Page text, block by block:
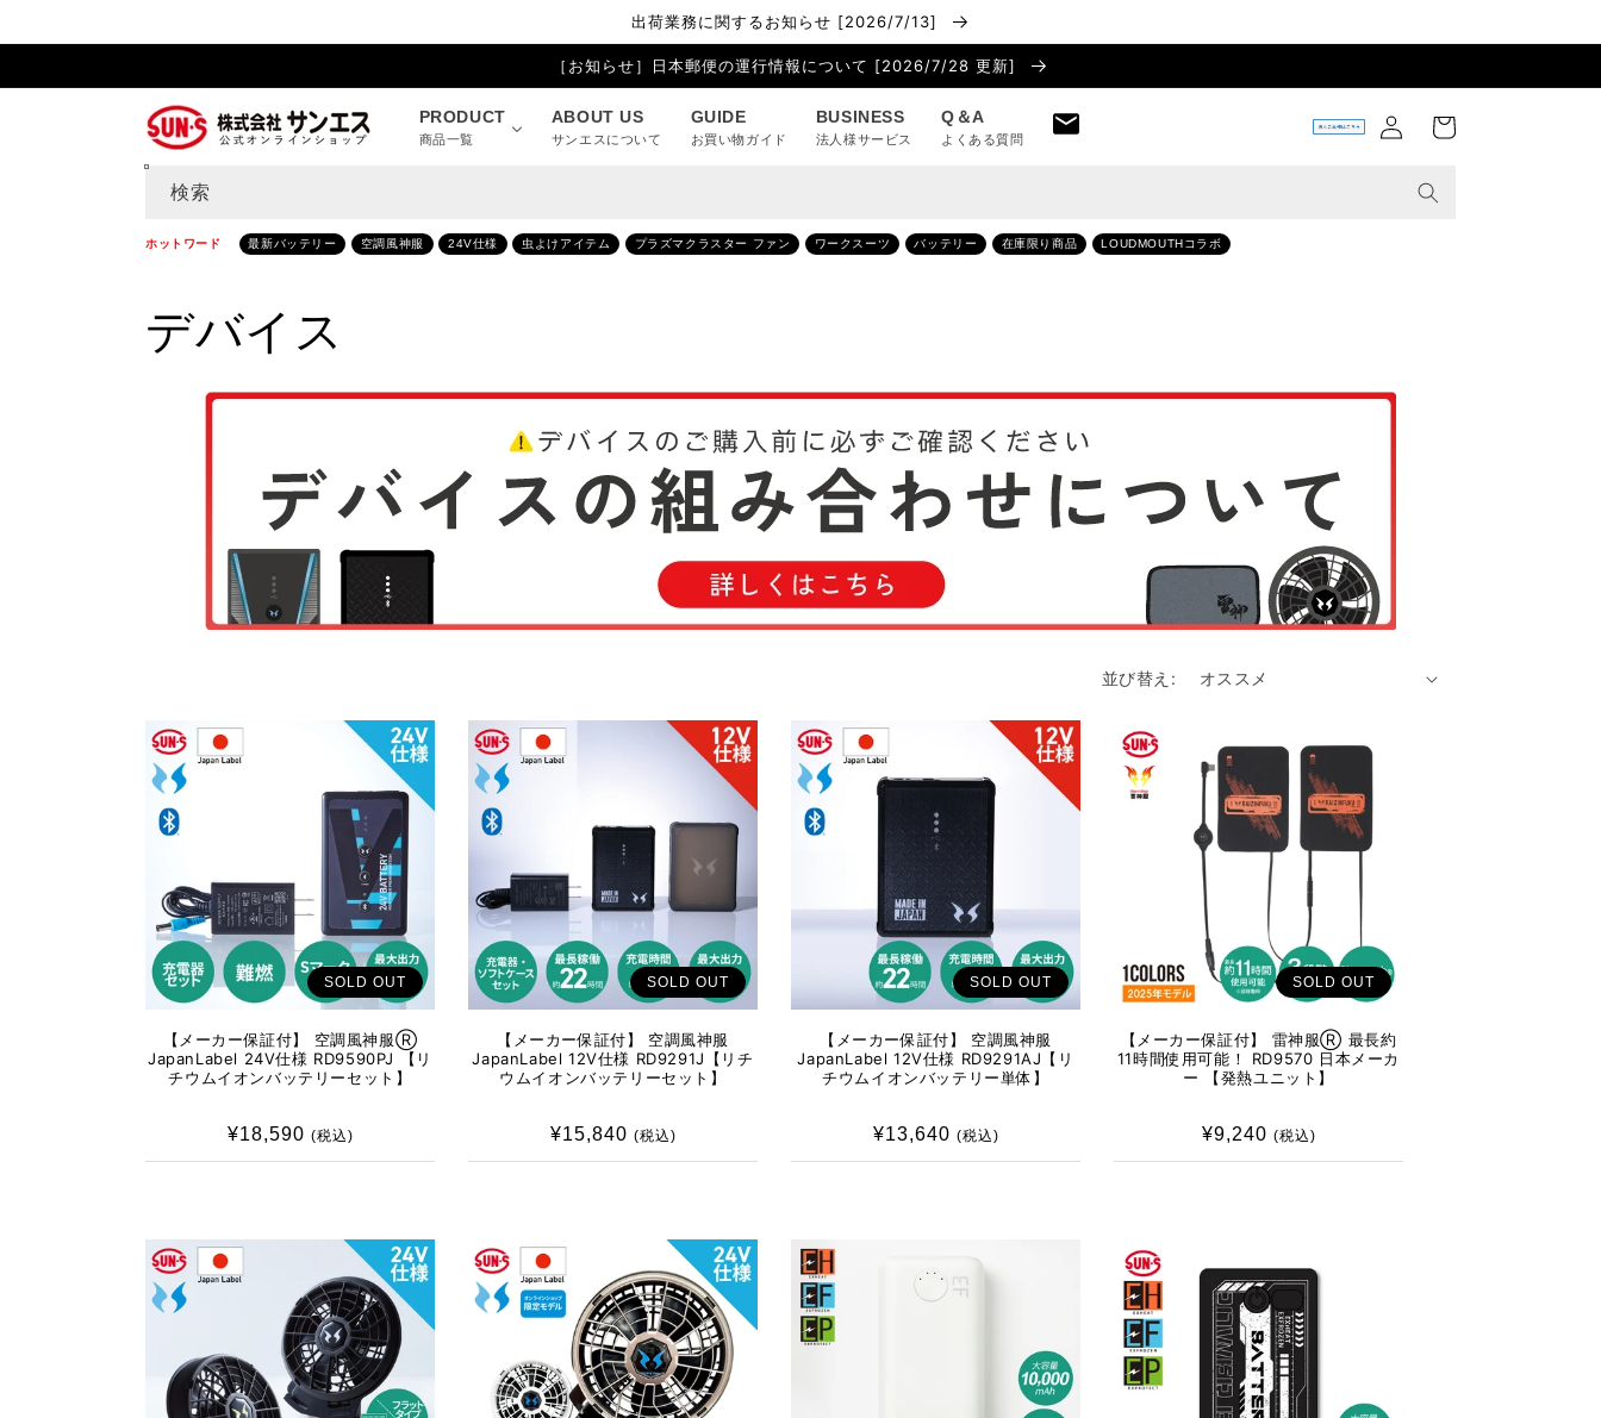
進む
出荷業務に関するお知らせ [2026/7/13]
［お知らせ］日本郵便の運行情報について [2026/7/28 更新]
PRODUCT
商品一覧
ABOUT US
サンエスについて
GUIDE
お買い物ガイド
BUSINESS
法人様サービス
Q＆A
よくある質問
イ
ー
検索
ホットワード 最新バッテリー 空調風神服 24V仕様 虫よけアイテム プラズマクラスター ファン ワークスーツ バッテリー 在庫限り商品 LOUDMOUTHコラボ
コ
デバイス
並び替え:
SOLD OUT
【メーカー保証付】 空調風神服Ⓡ
JapanLabel 24V仕様 RD9590PJ 【リ
チウムイオンバッテリーセット】
通
常
¥18,590 (税込)
SOLD OUT
【メーカー保証付】 空調風神服
JapanLabel 12V仕様 RD9291J【リチ
ウムイオンバッテリーセット】
通
常
¥15,840 (税込)
SOLD OUT
【メーカー保証付】 空調風神服
JapanLabel 12V仕様 RD9291AJ【リ
チウムイオンバッテリー単体】
通
常
¥13,640 (税込)
SOLD OUT
【メーカー保証付】 雷神服Ⓡ 最長約
11時間使用可能！ RD9570 日本メーカ
ー 【発熱ユニット】
通
常
¥9,240 (税込)